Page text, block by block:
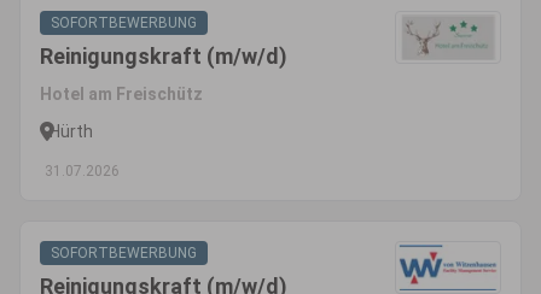
SOFORTBEWERBUNG
Reinigungskraft (m/w/d)
Hotel am Freischütz
Hürth
31.07.2026
SOFORTBEWERBUNG
Reinigungskraft (m/w/d)